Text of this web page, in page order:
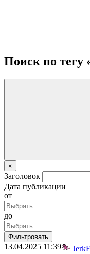
Поиск по тегу
×
Заголовок
Дата публикации
от
до
Фильтровать
13.04.2025 11:39